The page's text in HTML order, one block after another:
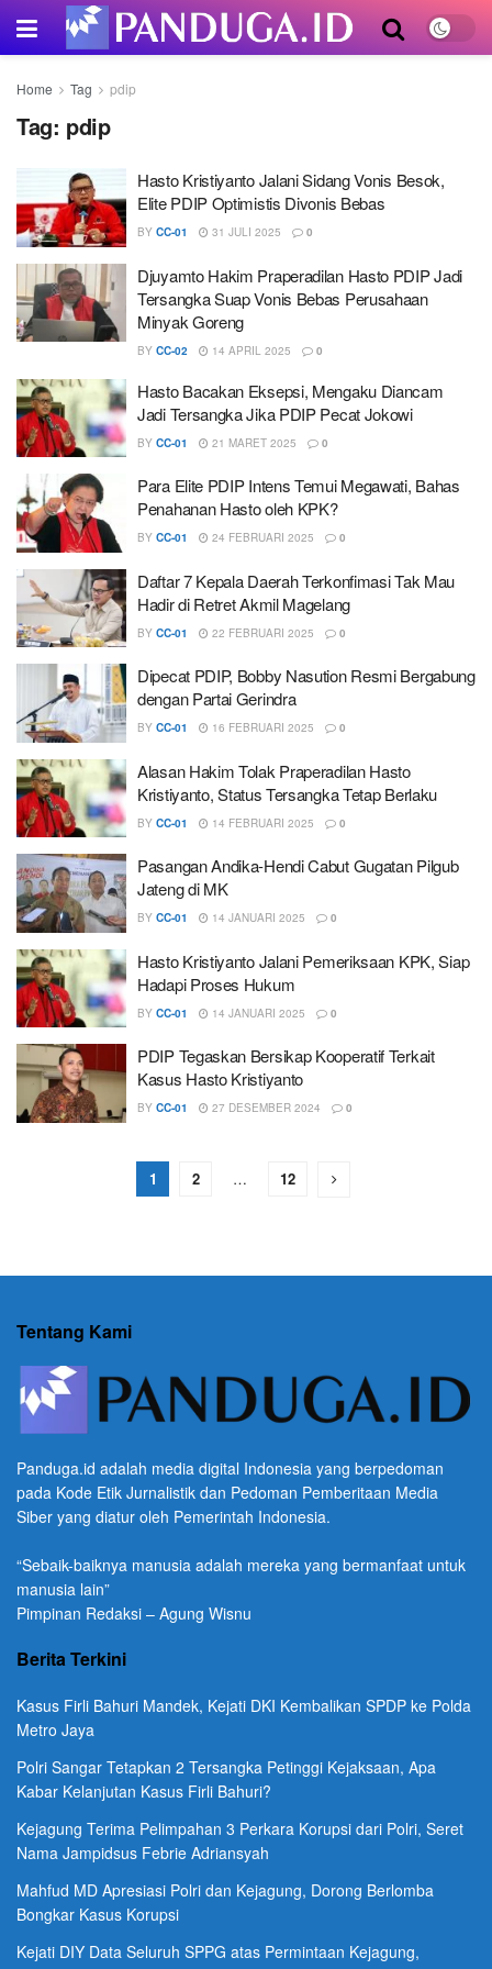
Home Tag pdip
Tag: pdip
Hasto Kristiyanto Jalani Sidang Vonis Besok,
Elite PDIP Optimistis Divonis Bebas
BY CC-01 31 JULI 2025 0
Djuyamto Hakim Praperadilan Hasto PDIP Jadi
Tersangka Suap Vonis Bebas Perusahaan
Minyak Goreng
BY CC-02 14 APRIL 2025 0
Hasto Bacakan Eksepsi, Mengaku Diancam
Jadi Tersangka Jika PDIP Pecat Jokowi
BY CC-01 21 MARET 2025 0
Para Elite PDIP Intens Temui Megawati, Bahas
Penahanan Hasto oleh KPK?
BY CC-01 24 FEBRUARI 2025 0
Daftar 7 Kepala Daerah Terkonfimasi Tak Mau
Hadir di Retret Akmil Magelang
BY CC-01 22 FEBRUARI 2025 0
Dipecat PDIP, Bobby Nasution Resmi Bergabung
dengan Partai Gerindra
BY CC-01 16 FEBRUARI 2025 0
Alasan Hakim Tolak Praperadilan Hasto
Kristiyanto, Status Tersangka Tetap Berlaku
BY CC-01 14 FEBRUARI 2025 0
Pasangan Andika-Hendi Cabut Gugatan Pilgub
Jateng di MK
BY CC-01 14 JANUARI 2025 0
Hasto Kristiyanto Jalani Pemeriksaan KPK, Siap
Hadapi Proses Hukum
BY CC-01 14 JANUARI 2025 0
PDIP Tegaskan Bersikap Kooperatif Terkait
Kasus Hasto Kristiyanto
BY CC-01 27 DESEMBER 2024 0
1 2 … 12
Tentang Kami
Panduga.id adalah media digital Indonesia yang berpedoman
pada Kode Etik Jurnalistik dan Pedoman Pemberitaan Media
Siber yang diatur oleh Pemerintah Indonesia.
“Sebaik-baiknya manusia adalah mereka yang bermanfaat untuk
manusia lain”
Pimpinan Redaksi – Agung Wisnu
Berita Terkini
Kasus Firli Bahuri Mandek, Kejati DKI Kembalikan SPDP ke Polda
Metro Jaya
Polri Sangar Tetapkan 2 Tersangka Petinggi Kejaksaan, Apa
Kabar Kelanjutan Kasus Firli Bahuri?
Kejagung Terima Pelimpahan 3 Perkara Korupsi dari Polri, Seret
Nama Jampidsus Febrie Adriansyah
Mahfud MD Apresiasi Polri dan Kejagung, Dorong Berlomba
Bongkar Kasus Korupsi
Kejati DIY Data Seluruh SPPG atas Permintaan Kejagung,